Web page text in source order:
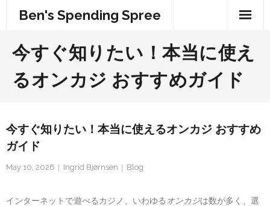
Ben's Spending Spree
今すぐ知りたい！本当に使え
るオンカジ おすすめガイド
今すぐ知りたい！本当に使えるオンカジ おすすめ
ガイド
May 10, 2026 Ingrid Bjørnsen Blog
インターネットで遊べるカジノ、いわゆる オンカジは数が多く、選